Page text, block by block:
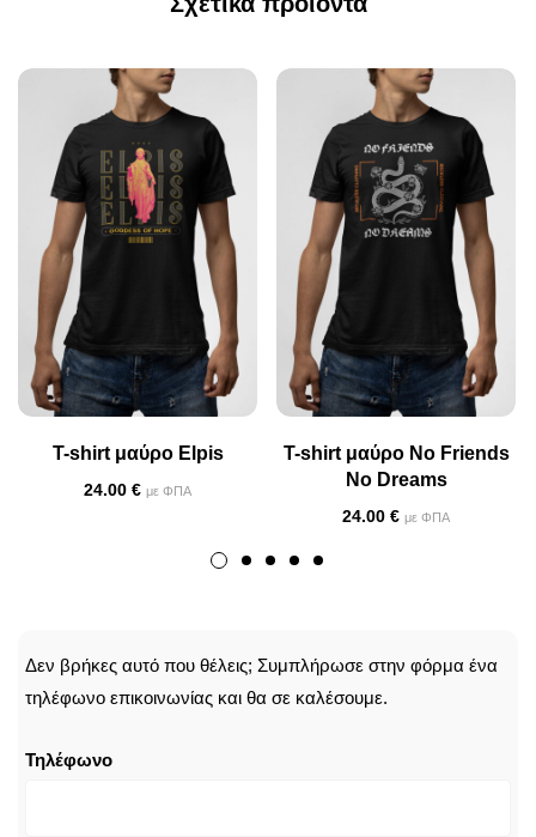
T-shirt μαύρο Elpis
24.00 € με ΦΠΑ
T-shirt μαύρο No Friends
No Dreams
24.00 € με ΦΠΑ
Δεν βρήκες αυτό που θέλεις; Συμπλήρωσε στην φόρμα ένα
τηλέφωνο επικοινωνίας και θα σε καλέσουμε.
Τηλέφωνο